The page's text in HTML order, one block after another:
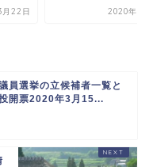
22日 2020年3
員選挙の立候補者一覧と
開票2020年3月15...